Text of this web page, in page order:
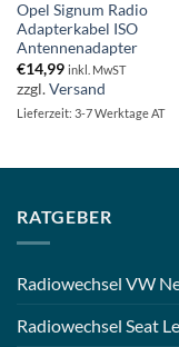
Opel Signum Radio
Adapterkabel ISO
Antennenadapter
€14,99 inkl. MwST
zzgl.Versand
Lieferzeit: 3-7 Werktage AT
RATGEBER
Radiowechsel VW
Radiowechsel Seat